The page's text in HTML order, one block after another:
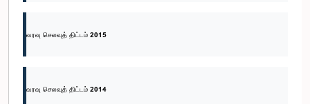
வரவு செலவுத் திட்டம் 2015
வரவு செலவுத் திட்டம் 2014